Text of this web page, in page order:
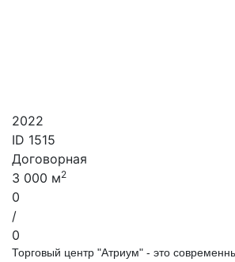
2022
ID 1515
Договорная
3 000 м2
0
/
0
Торговый центр "Атриум" - это